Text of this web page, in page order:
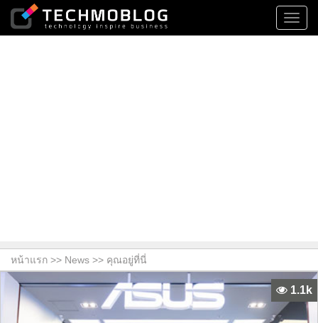
หน้าแรก >> News >> คุณอยู่ที่นี่
1.1k